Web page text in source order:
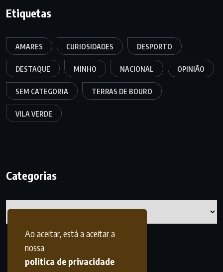
Ao aceitar, está a aceitar a
nossa
politica de privacidade
Etiquetas
AMARES CURIOSIDADES DESPORTO
DESTAQUE MINHO NACIONAL OPINIÃO
SEM CATEGORIA TERRAS DE BOURO
VILA VERDE
Categorias